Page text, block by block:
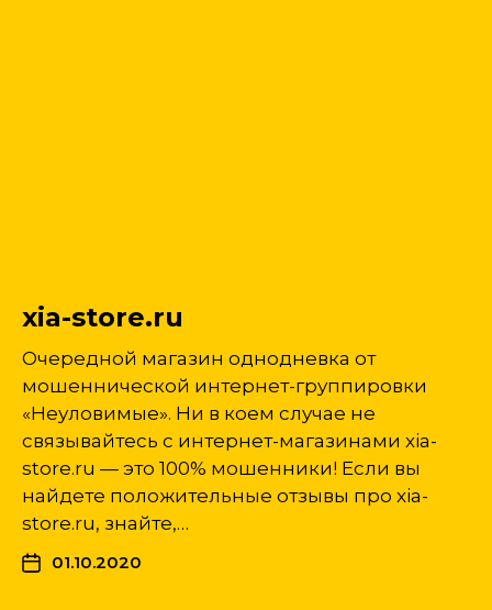
xia-store.ru
Очередной магазин однодневка от
мошеннической интернет-группировки
«Неуловимые». Ни в коем случае не
связывайтесь с интернет-магазинами xia-
store.ru — это 100% мошенники! Если вы
найдете положительные отзывы про xia-
store.ru, знайте,…
01.10.2020